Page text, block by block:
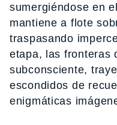
sumergiéndose en
mantiene a flote
traspasando
etapa, las fronteras
subconsciente,
escondidos de
enigmáticas